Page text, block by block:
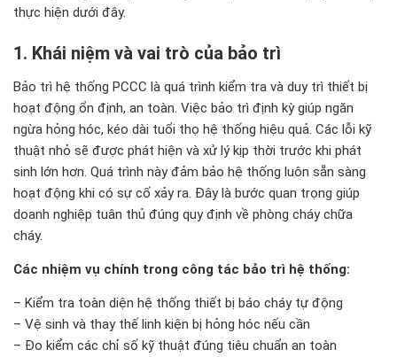
thực hiện dưới đây.
1. Khái niệm và vai trò của bảo trì
Bảo trì hệ thống PCCC là quá trình kiểm tra và duy trì thiết bị
hoạt động ổn định, an toàn. Việc bảo trì định kỳ giúp ngăn
ngừa hỏng hóc, kéo dài tuổi thọ hệ thống hiệu quả. Các lỗi kỹ
thuật nhỏ sẽ được phát hiện và xử lý kịp thời trước khi phát
sinh lớn hơn. Quá trình này đảm bảo hệ thống luôn sẵn sàng
hoạt động khi có sự cố xảy ra. Đây là bước quan trọng giúp
doanh nghiệp tuân thủ đúng quy định về phòng cháy chữa
cháy.
Các nhiệm vụ chính trong công tác bảo trì hệ thống:
– Kiểm tra toàn diện hệ thống thiết bị báo cháy tự động
– Vệ sinh và thay thế linh kiện bị hỏng hóc nếu cần
– Đo kiểm các chỉ số kỹ thuật đúng tiêu chuẩn an toàn